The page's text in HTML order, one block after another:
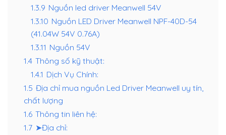
1.3.9 Nguồn led driver Meanwell 54V
1.3.10 Nguồn LED Driver Meanwell NPF-40D-54
(41.04W 54V 0.76A)
1.3.11 Nguồn 54V
1.4 Thông số kỹ thuật:
1.4.1 Dịch Vụ Chính:
1.5 Địa chỉ mua nguồn Led Driver Meanwell uy tín,
chất lượng
1.6 Thông tin liên hệ:
1.7 ➤Địa chỉ: